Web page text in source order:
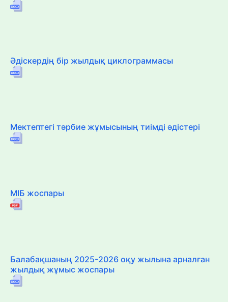
Әдіскердің бір жылдық циклограммасы
Мектептегі тәрбие жұмысының тиімді әдістері
МІБ жоспары
Балабақшаның 2025-2026 оқу жылына арналған
жылдық жұмыс жоспары